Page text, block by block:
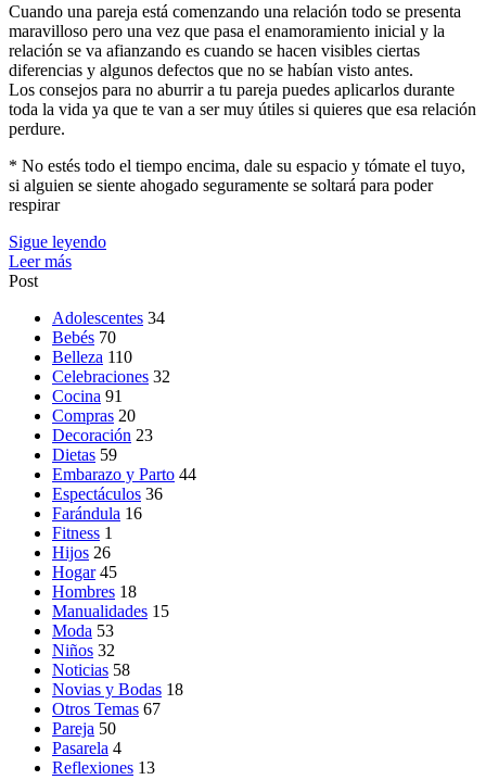
Cuando una pareja está comenzando una relación todo se presenta
maravilloso pero una vez que pasa el enamoramiento inicial y la
relación se va afianzando es cuando se hacen visibles ciertas
diferencias y algunos defectos que no se habían visto antes.
Los consejos para no aburrir a tu pareja puedes aplicarlos durante
toda la vida ya que te van a ser muy útiles si quieres que esa relación
perdure.
* No estés todo el tiempo encima, dale su espacio y tómate el tuyo,
si alguien se siente ahogado seguramente se soltará para poder
respirar
Sigue leyendo
Leer más
Post
Adolescentes 34
Bebés 70
Belleza 110
Celebraciones 32
Cocina 91
Compras 20
Decoración 23
Dietas 59
Embarazo y Parto 44
Espectáculos 36
Farándula 16
Fitness 1
Hijos 26
Hogar 45
Hombres 18
Manualidades 15
Moda 53
Niños 32
Noticias 58
Novias y Bodas 18
Otros Temas 67
Pareja 50
Pasarela 4
Reflexiones 13